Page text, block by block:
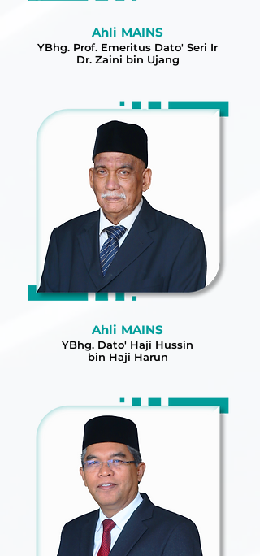
Ahli MAINS
YBhg. Prof. Emeritus Dato' Seri Ir
Dr. Zaini bin Ujang
Ahli MAINS
YBhg. Dato' Haji Hussin
bin Haji Harun